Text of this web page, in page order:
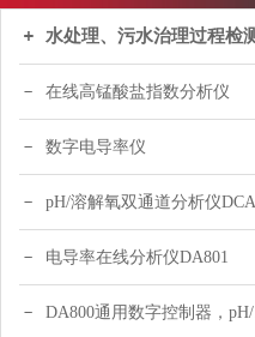
水处理、污水治理过程检
在线高锰酸盐指数分析仪
数字电导率仪
pH/溶解氧双通道分析仪DCA120
电导率在线分析仪DA801
DA800通用数字控制器，pH/DO/ORP多参数